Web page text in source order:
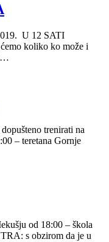
U 12 SATI
koliko ko može i
trenirati na
– teretana Gornje
od 18:00 – škola
s obzirom da je u